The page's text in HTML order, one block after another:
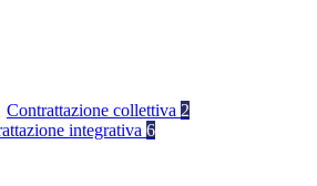
Contrattazione collettiva 2
integrativa 6